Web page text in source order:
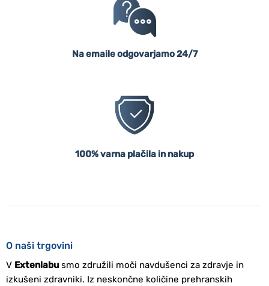
Na emaile odgovarjamo 24/7
100% varna plačila in nakup
O naši trgovini
V Extenlabusmo združili moči navdušenci za zdravje in
izkušeni zdravniki. Iz neskončne količine prehranskih